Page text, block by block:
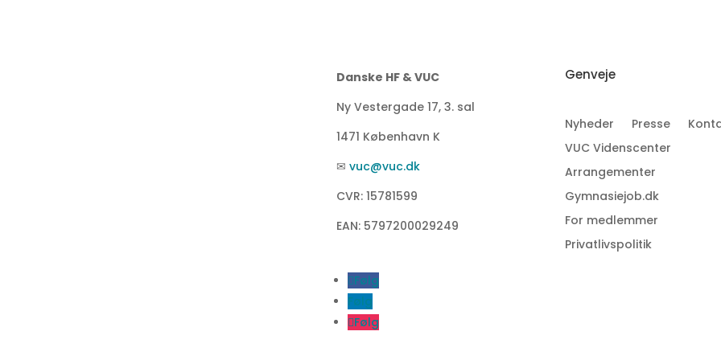
Danske HF & VUC
Ny Vestergade 17, 3. sal
1471 København K
✉ vuc@vuc.dk
CVR: 15781599
EAN: 5797200029249
Følg
Følg
Følg
Genveje
Nyheder Presse
VUC Videnscenter
Arrangementer
Gymnasiejob.dk
For medlemmer
Privatlivspolitik